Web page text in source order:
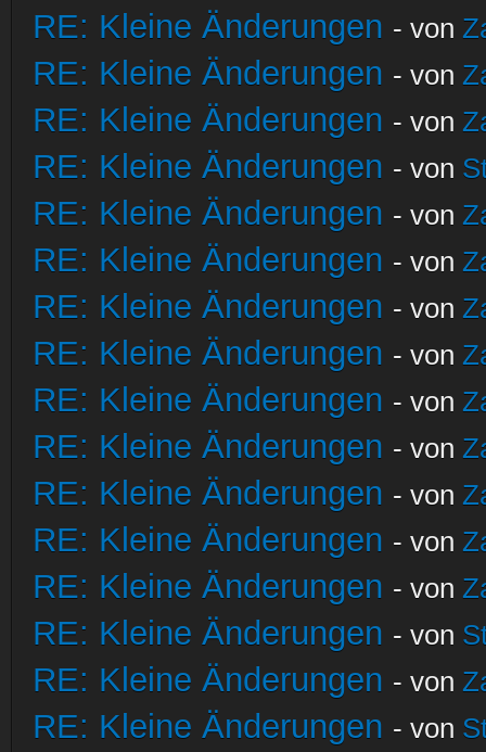
RE: Kleine Änderungen - von
RE: Kleine Änderungen - von
RE: Kleine Änderungen - von
RE: Kleine Änderungen - von
RE: Kleine Änderungen - von
RE: Kleine Änderungen - von
RE: Kleine Änderungen - von
RE: Kleine Änderungen - von
RE: Kleine Änderungen - von
RE: Kleine Änderungen - von
RE: Kleine Änderungen - von
RE: Kleine Änderungen - von
RE: Kleine Änderungen - von
RE: Kleine Änderungen - von
RE: Kleine Änderungen - von
RE: Kleine Änderungen - von